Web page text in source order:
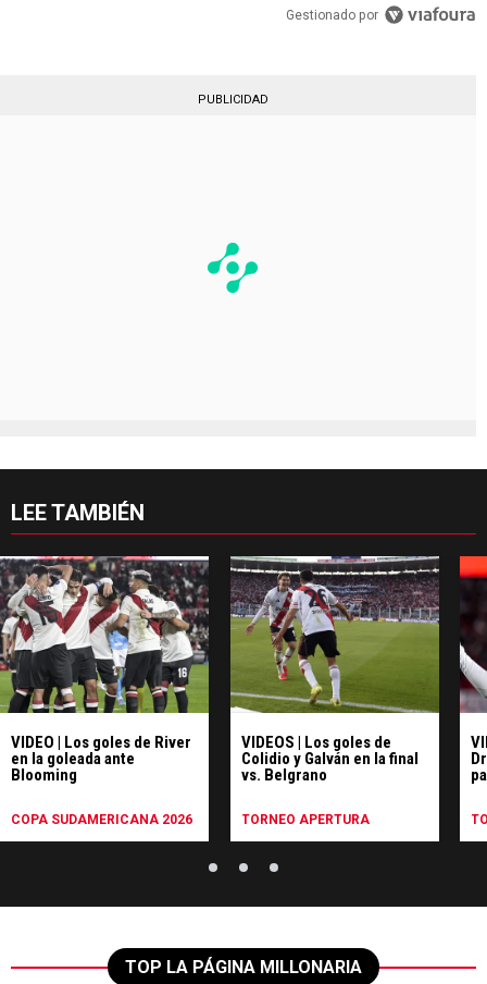
Gestionado por
PUBLICIDAD
LEE TAMBIÉN
VIDEO | Los goles de River
en la goleada ante
Blooming
COPA SUDAMERICANA 2026
VIDEOS | Los goles de
Colidio y Galván en la final
vs. Belgrano
TORNEO APERTURA
TOP LA PÁGINA MILLONARIA